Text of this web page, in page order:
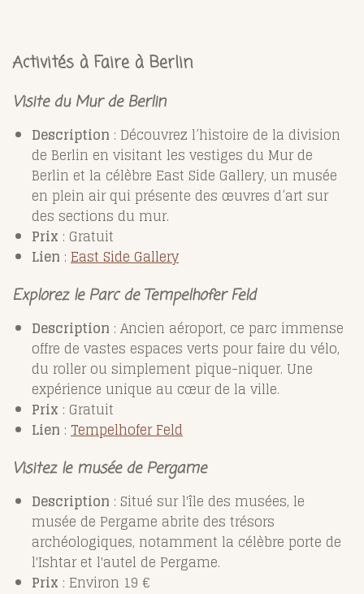
Activités à Faire à Berlin
Visite du Mur de Berlin
Description : Découvrez l’histoire de la division
de Berlin en visitant les vestiges du Mur de
Berlin et la célèbre East Side Gallery, un musée
en plein air qui présente des œuvres d’art sur
des sections du mur.
Prix : Gratuit
Lien : EastSideGallery
Explorez le Parc de Tempelhofer Feld
Description : Ancien aéroport, ce parc immense
offre de vastes espaces verts pour faire du vélo,
du roller ou simplement pique-niquer. Une
expérience unique au cœur de la ville.
Prix : Gratuit
Lien : TempelhoferFeld
Visitez le musée de Pergame
Description : Situé sur l'île des musées, le
musée de Pergame abrite des trésors
archéologiques, notamment la célèbre porte de
l'Ishtar et l'autel de Pergame.
Prix : Environ 19 €